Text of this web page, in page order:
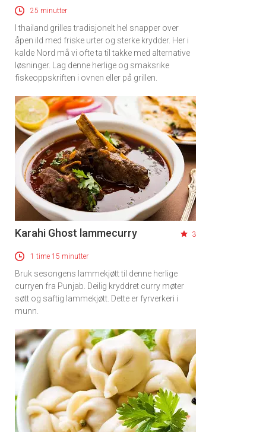
25 minutter
I thailand grilles tradisjonelt hel snapper over
åpen ild med friske urter og sterke krydder. Her i
kalde Nord må vi ofte ta til takke med alternative
løsninger. Lag denne herlige og smaksrike
fiskeoppskriften i ovnen eller på grillen.
Karahi Ghost lammecurry 3
1 time 15 minutter
Bruk sesongens lammekjøtt til denne herlige
curryen fra Punjab. Deilig kryddret curry møter
søtt og saftig lammekjøtt. Dette er fyrverkeri i
munn.